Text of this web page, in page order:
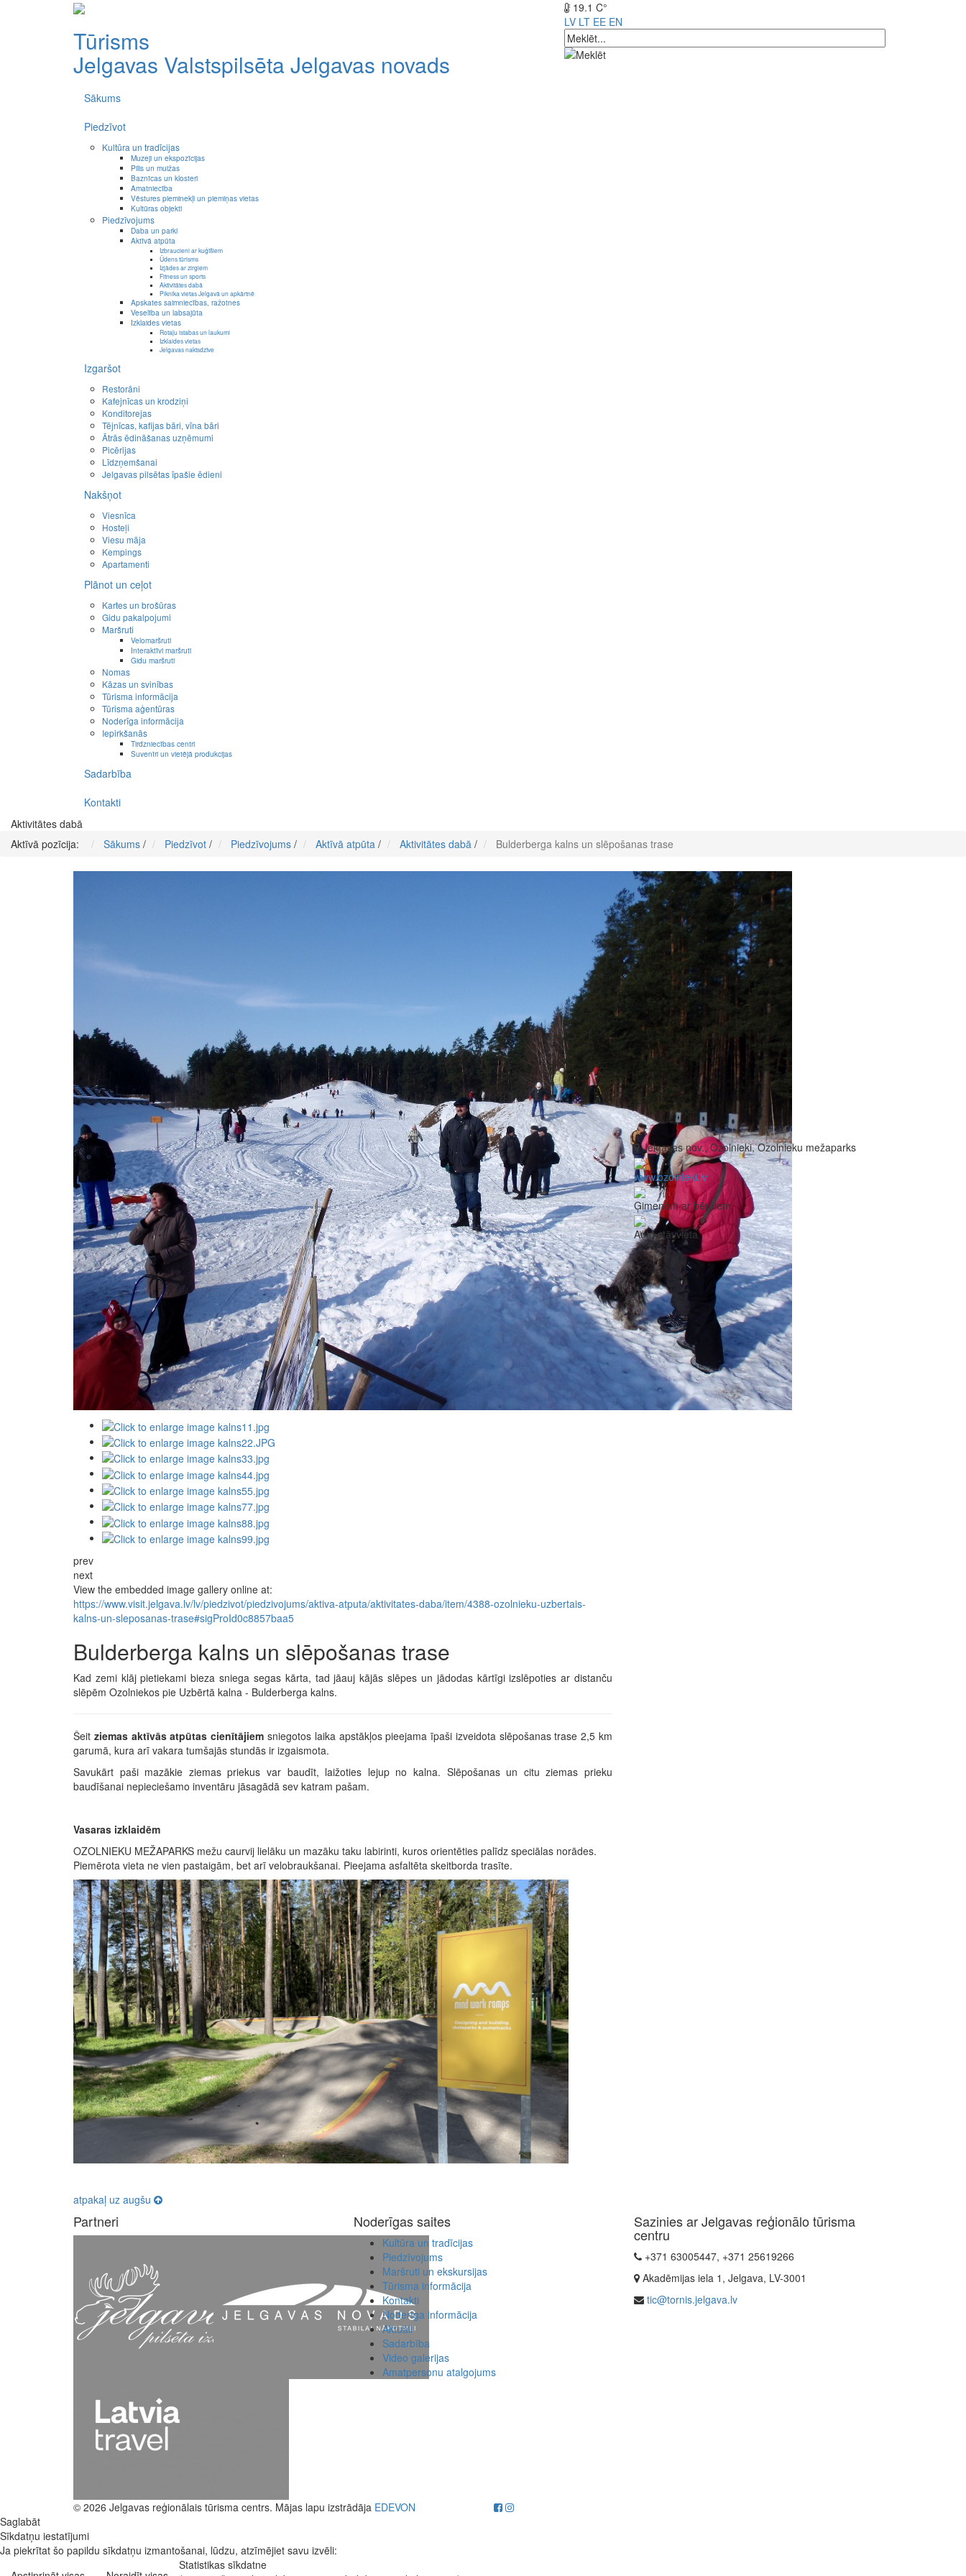
Tūrisms
Jelgavas Valstspilsēta Jelgavas novads
19.1 C°
LV LT EE EN
Sākums
Piedzīvot
Kultūra un tradīcijas
Muzeji un ekspozīcijas
Pilis un muižas
Baznīcas un klosteri
Amatniecība
Vēstures pieminekļi un piemiņas vietas
Kultūras objekti
Piedzīvojums
Daba un parki
Aktīvā atpūta
Izbraucieni ar kuģīšiem
Ūdens tūrisms
Izjādes ar zirgiem
Fitness un sports
Aktivitātes dabā
Piknika vietas Jelgavā un apkārtnē
Apskates saimniecības, ražotnes
Veselība un labsajūta
Izklaides vietas
Rotaļu istabas un laukumi
Izklaides vietas
Jelgavas naktsdzīve
Izgaršot
Restorāni
Kafejnīcas un krodziņi
Konditorejas
Tējnīcas, kafijas bāri, vīna bāri
Ātrās ēdināšanas uzņēmumi
Picērijas
Līdzņemšanai
Jelgavas pilsētas īpašie ēdieni
Nakšņot
Viesnīca
Hosteļi
Viesu māja
Kempings
Apartamenti
Plānot un ceļot
Kartes un brošūras
Gidu pakalpojumi
Maršruti
Velomaršruti
Interaktīvi maršruti
Gidu maršruti
Nomas
Kāzas un svinības
Tūrisma informācija
Tūrisma aģentūras
Noderīga informācija
Iepirkšanās
Tirdzniecības centri
Suvenīri un vietējā produkcijas
Sadarbība
Kontakti
Aktivitātes dabā
Aktīvā pozīcija:
Sākums / Piedzīvot / Piedzīvojums / Aktīvā atpūta / Aktivitātes dabā / Bulderberga kalns un slēpošanas trase
prev
next
View the embedded image gallery online at:
https://www.visit.jelgava.lv/lv/piedzivot/piedzivojums/aktiva-atputa/aktivitates-daba/item/4388-ozolnieku-uzbertais-
kalns-un-sleposanas-trase#sigProId0c8857baa5
Bulderberga kalns un slēpošanas trase
Kad zemi klāj pietiekami bieza sniega segas kārta, tad jāauj kājās slēpes un jādodas kārtīgi izslēpoties ar distanču
slēpēm Ozolniekos pie Uzbērtā kalna - Bulderberga kalns.
Šeit ziemas aktīvās atpūtas cienītājiem sniegotos laika apstākļos pieejama īpaši izveidota slēpošanas trase 2,5 km
garumā, kura arī vakara tumšajās stundās ir izgaismota.
Savukārt paši mazākie ziemas priekus var baudīt, laižoties lejup no kalna. Slēpošanas un citu ziemas prieku
baudīšanai nepieciešamo inventāru jāsagādā sev katram pašam.
Vasaras izklaidēm
OZOLNIEKU MEŽAPARKS mežu caurvij lielāku un mazāku taku labirinti, kuros orientēties palīdz speciālas norādes.
Piemērota vieta ne vien pastaigām, bet arī velobraukšanai. Pieejama asfaltēta skeitborda trasīte.
atpakaļ uz augšu
Jelgavas nov., Ozolnieki, Ozolnieku mežaparks
www.ozolnieki.lv
Ģimenēm ar bērniem
Auto stāvvieta
Partneri Noderīgas saites
Kultūra un tradīcijas
Piedzīvojums
Maršruti un ekskursijas
Tūrisma informācija
Kontakti
Noderīga informācija
Aktuāli
Sadarbība
Video galerijas
Amatpersonu atalgojums
Sazinies ar Jelgavas reģionālo tūrisma
centru
+371 63005447, +371 25619266
Akadēmijas iela 1, Jelgava, LV-3001
tic@tornis.jelgava.lv
© 2026 Jelgavas reģionālais tūrisma centrs. Mājas lapu izstrādāja EDEVON
Saglabāt
Sīkdatņu iestatījumi
Ja piekrītat šo papildu sīkdatņu izmantošanai, lūdzu, atzīmējiet savu izvēli:
Statistikas sīkdatne